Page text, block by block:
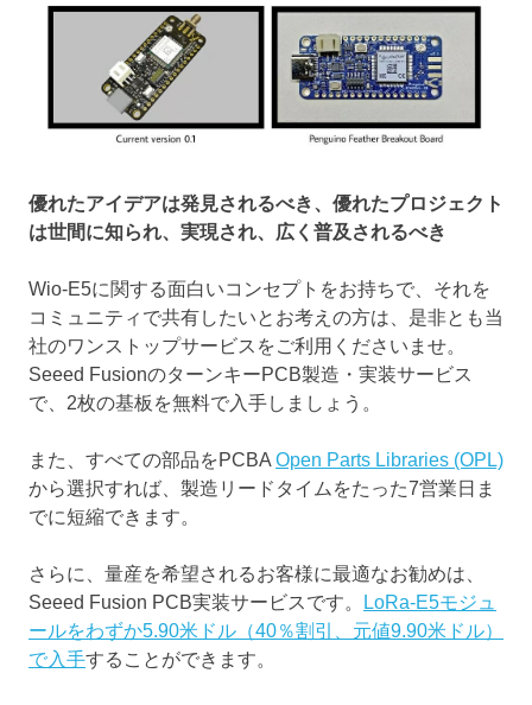
優れたアイデアは発見されるべき、優れたプロジェクト
は世間に知られ、実現され、広く普及されるべき
Wio-E5に関する面白いコンセプトをお持ちで、それを
コミュニティで共有したいとお考えの方は、是非とも当
社のワンストップサービスをご利用くださいませ。
Seeed FusionのターンキーPCB製造・実装サービス
で、2枚の基板を無料で入手しましょう。
また、すべての部品をPCBA Open Parts Libraries (OPL)
から選択すれば、製造リードタイムをたった7営業日ま
でに短縮できます。
さらに、量産を希望されるお客様に最適なお勧めは、
Seeed Fusion PCB実装サービスです。
LoRa-E5モジュ
ールをわずか5.90米ドル（40％割引、元値9.90米ドル）
で入手することができます。